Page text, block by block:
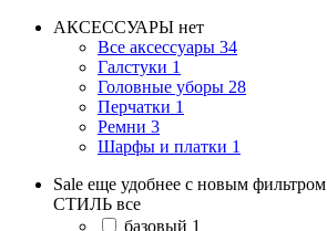
АКСЕССУАРЫ нет
Все аксессуары 34
Галстуки 1
Головные уборы 28
Перчатки 1
Ремни 3
Шарфы и платки 1
Sale еще удобнее с новым фильтром
СТИЛЬ все
базовый 1